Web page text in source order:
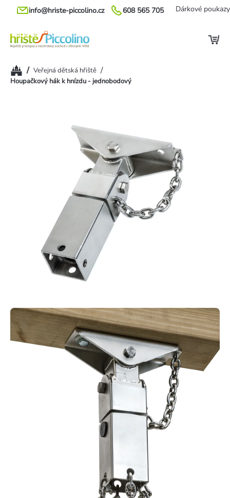
Přejít
608 565 705
info@hriste-piccolino.cz Dárkové poukazy
Domů/ Veřejná dětská hřiště /
Houpačkový hák k hnízdu - jednobodový